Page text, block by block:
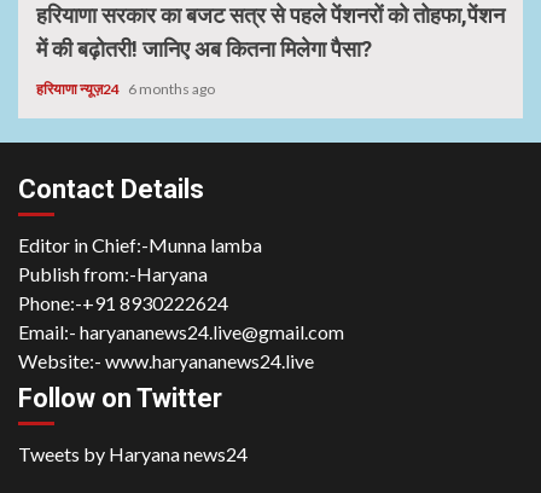
हरियाणा सरकार का बजट सत्र से पहले पेंशनरों को तोहफा,पेंशन
में की बढ़ोतरी! जानिए अब कितना मिलेगा पैसा?
हरियाणा न्यूज़24 6 months ago
Contact Details
Editor in Chief:-Munna lamba
Publish from:-Haryana
Phone:-+91 8930222624
Email:- haryananews24.live@gmail.com
Website:- www.haryananews24.live
Follow on Twitter
Tweets by Haryana news24